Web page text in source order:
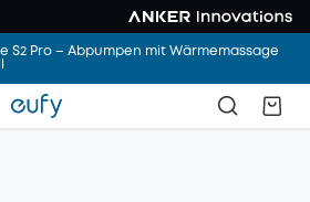
S2 Pro – Abpumpen mit Wärmemassage